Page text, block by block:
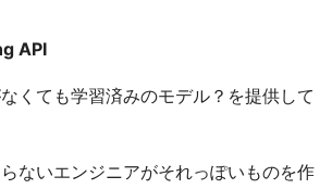
API
くても学習済みのモデル？を提供して
ないエンジニアがそれっぽいものを作